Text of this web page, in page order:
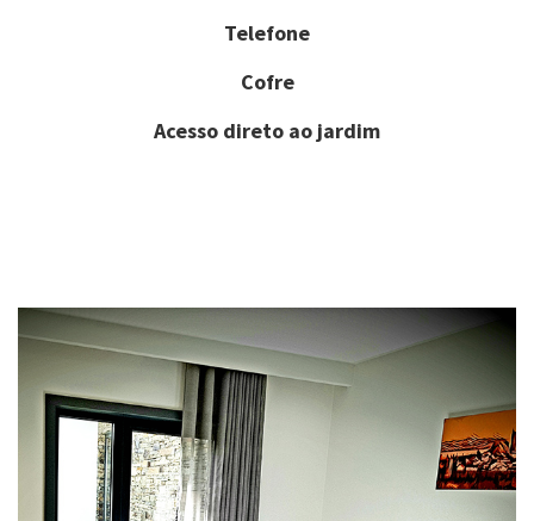
Telefone
Cofre
Acesso direto ao jardim